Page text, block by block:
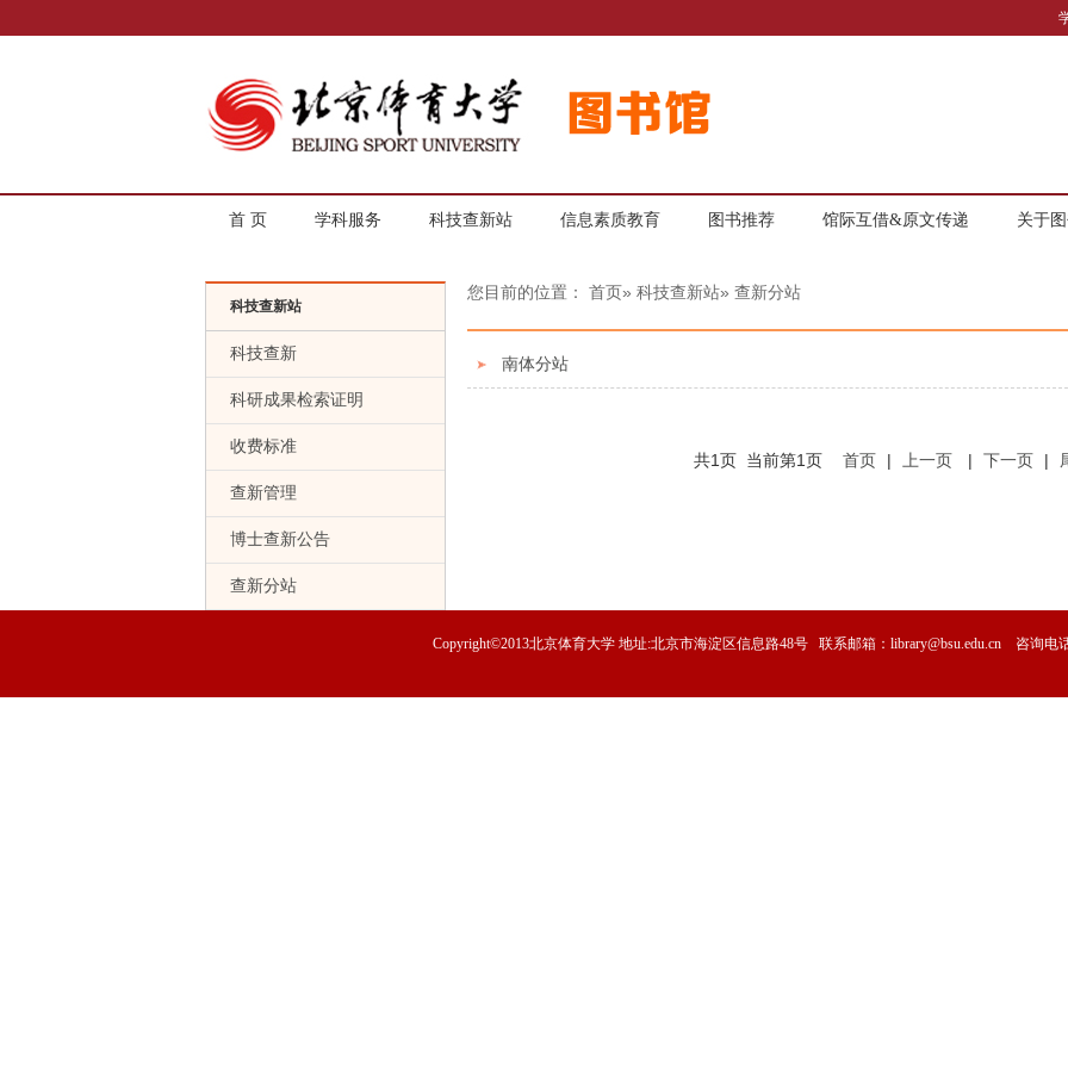
首 页 学科服务 科技查新站 信息素质教育 图书推荐 馆际互借&原文传递 关于
科技查新站
科技查新
科研成果检索证明
收费标准
查新管理
博士查新公告
查新分站
您目前的位置： 首页» 科技查新站» 查新分站
南体分站
共1页 当前第1页 首页 | 上一页 | 下一页 |
Copyright©2013北京体育大学 地址:北京市海淀区信息路48号 联系邮箱：library@bsu.edu.cn 咨询电